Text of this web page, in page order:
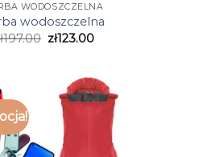
WODOSZCZELNA
wodoszczelna
197.00 zł123.00